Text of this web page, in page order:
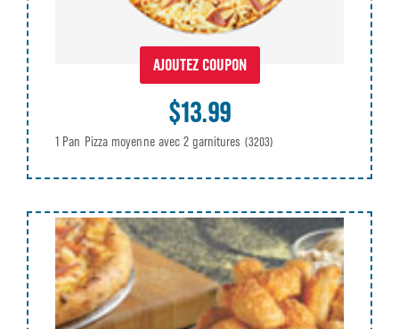
AJOUTEZ COUPON
$13.99
1 Pan Pizza moyenne avec 2 garnitures (3203)